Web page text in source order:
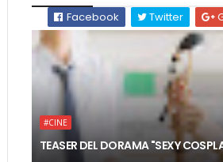
Facebook
Twitter
#CINE
TEASER DEL DORAMA "SEXY